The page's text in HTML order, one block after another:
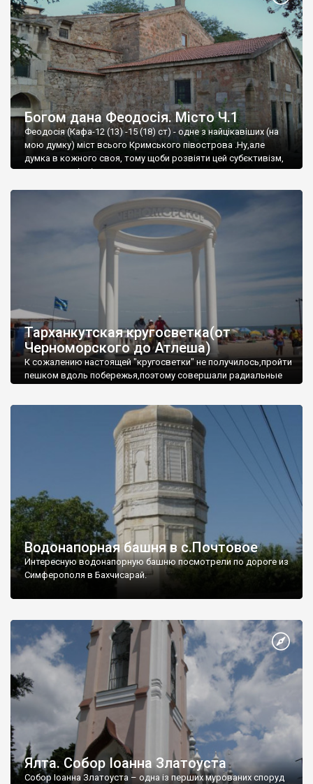
Богом дана Феодосія. Місто Ч.1
Феодосія (Кафа-12 (13) -15 (18) ст) - одне з найцікавіших (на
мою думку) міст всього Кримського півострова .Ну,але
думка в кожного своя, тому щоби розвіяти цей субєктивізм,
запрошую відвідати це
Тарханкутская кругосветка(от
Черноморского до Атлеша)
К сожалению настоящей "кругосветки" не получилось,пройти
пешком вдоль побережья,поэтому совершали радиальные
Водонапорная башня в с.Почтовое
Интересную водонапорную башню посмотрели по дороге из
Симферополя в Бахчисарай.
Ялта. Собор Іоанна Златоуста
Собор Іоанна Златоуста – одна із перших мурованих споруд